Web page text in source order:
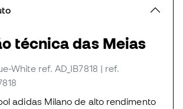
técnica das Meias
White ref. AD_IB7818 | ref.
adidas Milano de alto rendimento